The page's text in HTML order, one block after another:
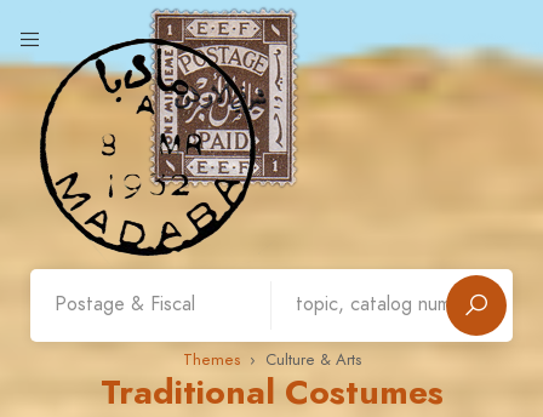
Themes› Culture & Arts
Traditional Costumes